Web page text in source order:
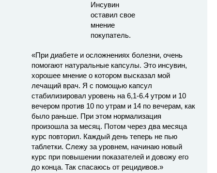
«При диабете и осложнениях болезни, очень
помогают натуральные капсулы. Это инсувин,
хорошее мнение о котором высказал мой
лечащий врач. Я с помощью капсул
стабилизировал уровень на 6,1-6.4 утром и 10
вечером против 10 по утрам и 14 по вечерам, как
было раньше. При этом нормализация
произошла за месяц. Потом через два месяца
курс повторил. Каждый день теперь не пью
таблетки. Слежу за уровнем, начинаю новый
курс при повышении показателей и довожу его
до конца. Так спасаюсь от рецидивов.»